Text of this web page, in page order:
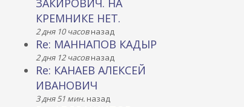
ЗАКИРОВИЧ. НА
КРЕМНИКЕ НЕТ.
2 дня 10 часовназад
Re: МАННАПОВ КАДЫР
2 дня 12 часовназад
Re: КАНАЕВ АЛЕКСЕЙ
ИВАНОВИЧ
3 дня 51 мин.назад